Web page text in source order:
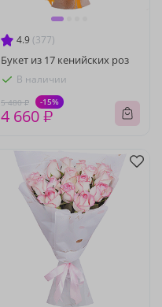
4.9 (377)
Букет из 17 кенийских роз
В наличии
5 480 ₽ -15%
4 660 ₽